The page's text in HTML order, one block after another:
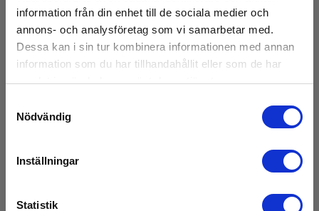
information från din enhet till de sociala medier och
annons- och analysföretag som vi samarbetar med.
Dessa kan i sin tur kombinera informationen med annan
information som du har tillhandahållit eller som de har
samlat in när du har använt deras tjänster.
Nödvändig
Inställningar
Statistik